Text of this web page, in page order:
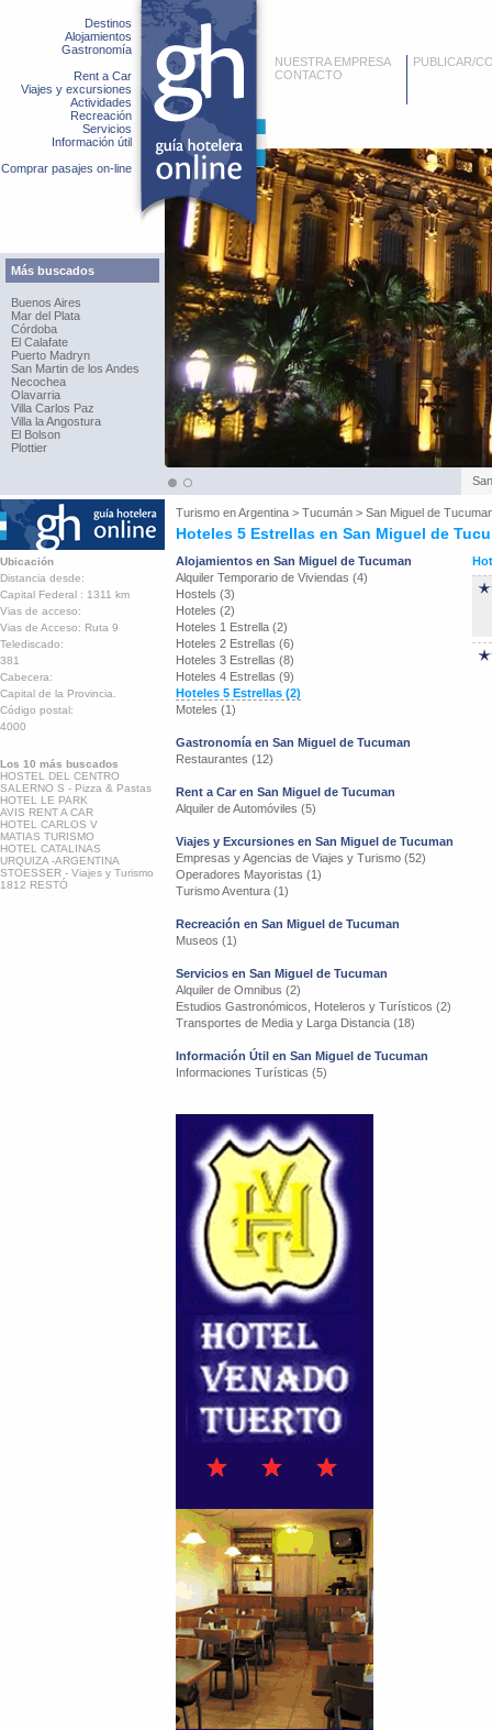
Destinos
Alojamientos
Gastronomía
Rent a Car
Viajes y excursiones
Actividades
Recreación
Servicios
Información útil
Comprar pasajes on-line
Más buscados
Buenos Aires
Mar del Plata
Córdoba
El Calafate
Puerto Madryn
San Martin de los Andes
Necochea
Olavarria
Villa Carlos Paz
Villa la Angostura
El Bolson
Plottier
NUESTRA EMPRESA
CONTACTO
PUBLICAR/
Turismo enArgentina > Tucumán > San Miguel de
Hoteles 5 Estrellas en San Miguel de
Ubicación
Distancia desde:
Capital Federal : 1311 km
Vias de acceso:
Vias de Acceso: Ruta 9
Telediscado:
381
Cabecera:
Capital de la Provincia.
Código postal:
4000
Los 10 más buscados
HOSTEL DEL CENTRO
SALERNO S - Pizza & Pastas
HOTEL LE PARK
AVIS RENT A CAR
HOTEL CARLOS V
MATIAS TURISMO
HOTEL CATALINAS
URQUIZA -ARGENTINA
STOESSER - Viajes y Turismo
1812 RESTÓ
Alojamientos en San Miguel de Tucuman
Alquiler Temporario de Viviendas (4)
Hostels (3)
Hoteles (2)
Hoteles 1 Estrella (2)
Hoteles 2 Estrellas (6)
Hoteles 3 Estrellas (8)
Hoteles 4 Estrellas (9)
Hoteles 5 Estrellas (2)
Moteles (1)
Gastronomía en San Miguel de Tucuman
Restaurantes (12)
Rent a Car en San Miguel de Tucuman
Alquiler de Automóviles (5)
Viajes y Excursiones en San Miguel de Tucuman
Empresas y Agencias de Viajes y Turismo (52)
Operadores Mayoristas (1)
Turismo Aventura (1)
Recreación en San Miguel de Tucuman
Museos (1)
Servicios en San Miguel de Tucuman
Alquiler de Omnibus (2)
Estudios Gastronómicos, Hoteleros y Turísticos (2)
Transportes de Media y Larga Distancia (18)
Información Útil en San Miguel de Tucuman
Informaciones Turísticas (5)